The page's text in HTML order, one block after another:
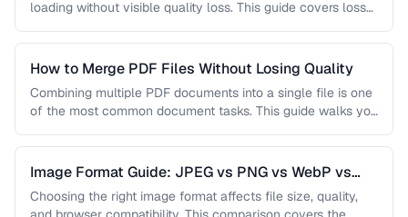
loading without visible quality loss. This guide covers lossy
How to Merge PDF Files Without Losing Quality
Combining multiple PDF documents into a single file is one
of the most common document tasks. This guide walks you
Image Format Guide: JPEG vs PNG vs WebP vs
AVIF
Choosing the right image format affects file size, quality,